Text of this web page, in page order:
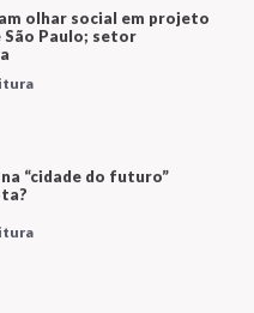
olhar social em projeto
Paulo; setor
“cidade do futuro”